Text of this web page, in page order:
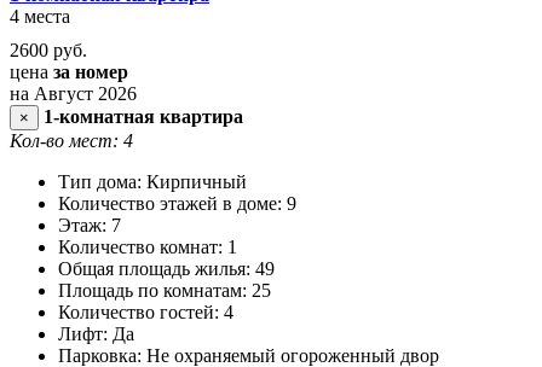
4 места
2600 руб.
цена за номер
на Август 2026
×
1-комнатная квартира
Кол-во мест: 4
Тип дома: Кирпичный
Количество этажей в доме: 9
Этаж: 7
Количество комнат: 1
Общая площадь жилья: 49
Площадь по комнатам: 25
Количество гостей: 4
Лифт: Да
Парковка: Не охраняемый огороженный двор